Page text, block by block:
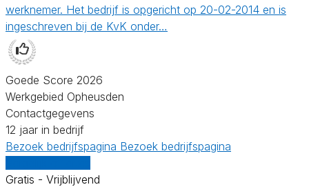
werknemer. Het bedrijf is opgericht op 20-02-2014 en is
ingeschreven bij de KvK onder…
Goede Score 2026
Werkgebied Opheusden
Contactgegevens
12 jaar in bedrijf
Bezoek bedrijfspagina Bezoek bedrijfspagina
Gratis - Vrijblijvend